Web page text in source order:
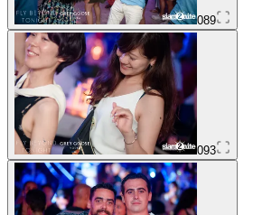
089
093